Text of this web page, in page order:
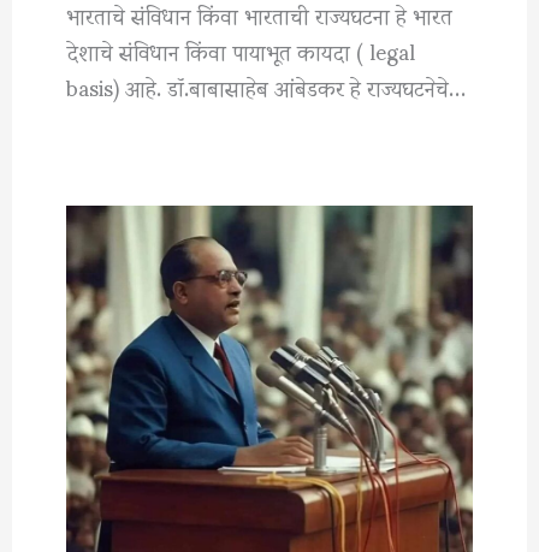
भारताचे संविधान किंवा भारताची राज्यघटना हे भारत
देशाचे संविधान किंवा पायाभूत कायदा ( legal
basis) आहे. डॉ.बाबासाहेब आंबेडकर हे राज्यघटनेचे…